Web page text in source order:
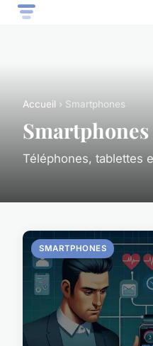
Accueil › Smartphones
Smartphones
Téléphones, tablettes
SMARTPHONES